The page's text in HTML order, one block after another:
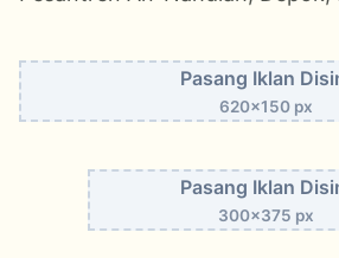
Pasang Iklan
620x150 px
Pasang Iklan
300x375 px